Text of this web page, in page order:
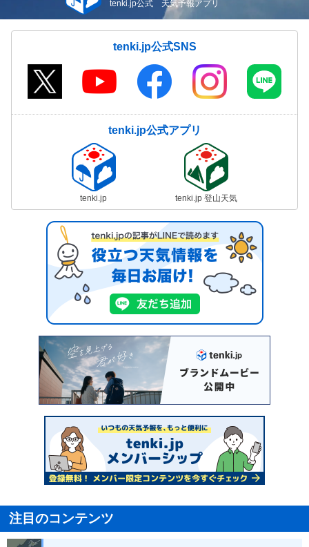
tenki.jp公式 天気予報アプリ
tenki.jp公式SNS
tenki.jp公式アプリ
tenki.jp tenki.jp 登山天気
注目のコンテンツ